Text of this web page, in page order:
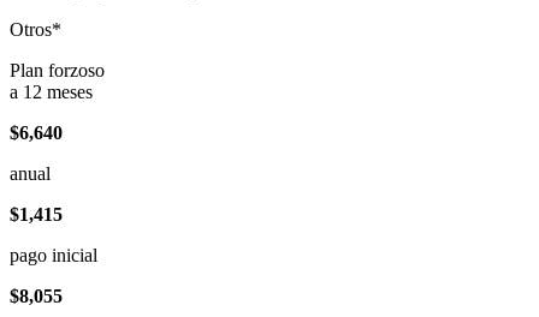
Otros*
Plan forzoso
a 12 meses
$6,640
anual
$1,415
pago inicial
$8,055